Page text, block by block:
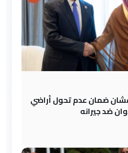
ضمان عدم تحول أراضي
ضد جيرانه